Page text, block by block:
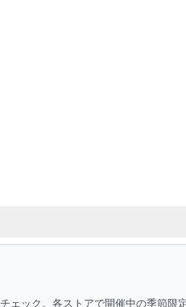
ェック。各ストアで開催中の季節限